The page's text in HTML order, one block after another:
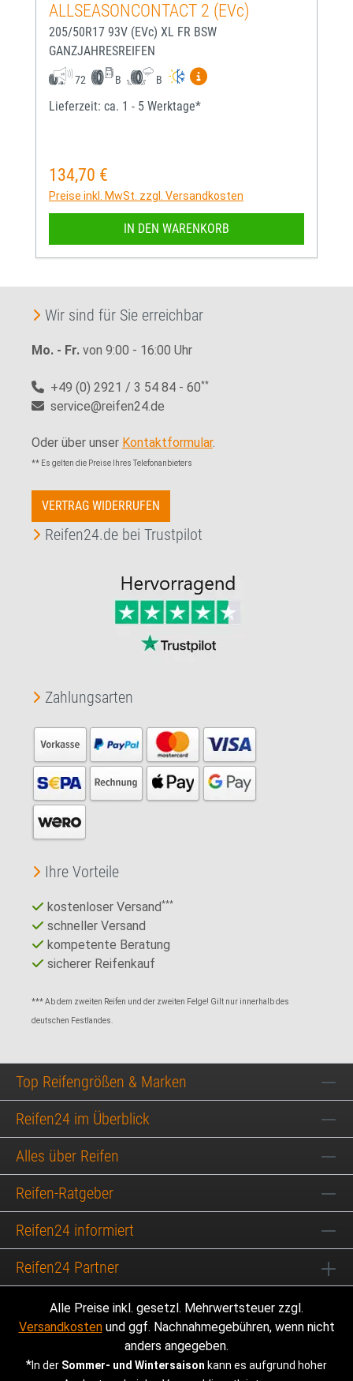
ALLSEASONCONTACT 2 (EVc)
205/50R17 93V (EVc) XL FR BSW
GANZJAHRESREIFEN
72 B B
Mehr Informationen zum
Lieferzeit: ca. 1 - 5 Werktage*
Regulärer Preis:
134,70 €
Preise inkl. MwSt. zzgl. Versandkosten
IN DEN WARENKORB
Wir sind für Sie erreichbar
Mo. - Fr. von 9:00 - 16:00 Uhr
+49 (0) 2921 / 3 54 84 - 60**
service@reifen24.de
Oder über unser Kontaktformular.
** Es gelten die Preise Ihres Telefonanbieters
VERTRAG WIDERRUFEN
Reifen24.de bei Trustpilot
Zahlungsarten
Ihre Vorteile
kostenloser Versand***
schneller Versand
kompetente Beratung
sicherer Reifenkauf
*** Ab dem zweiten Reifen und der zweiten Felge! Gilt nur innerhalb des
deutschen Festlandes.
Top Reifengrößen & Marken
Reifen24 im Überblick
Alles über Reifen
Reifen-Ratgeber
Reifen24 informiert
Reifen24 Partner
Alle Preise inkl. gesetzl. Mehrwertsteuer zzgl.
Versandkostenund ggf. Nachnahmegebühren, wenn nicht
anders angegeben.
*In der Sommer- und Wintersaison kann es aufgrund hoher